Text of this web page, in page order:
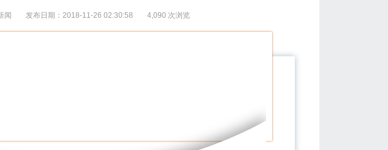
闻 发布日期：2018-11-26 02:30:58 4,090 次浏览